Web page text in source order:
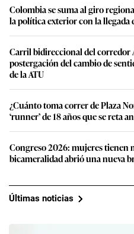
Colombia se suma al giro
la política exterior con la llegada
Carril bidireccional del corredor
postergación del cambio de
de la ATU
¿Cuánto toma correr de Plaza
‘runner’ de 18 años que se reta
Congreso 2026: mujeres tienen
bicameralidad abrió una nueva
Últimas noticias